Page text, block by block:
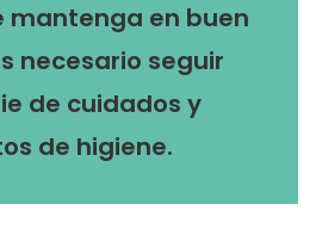
mantenga en buen
necesario seguir
de cuidados y
de higiene.